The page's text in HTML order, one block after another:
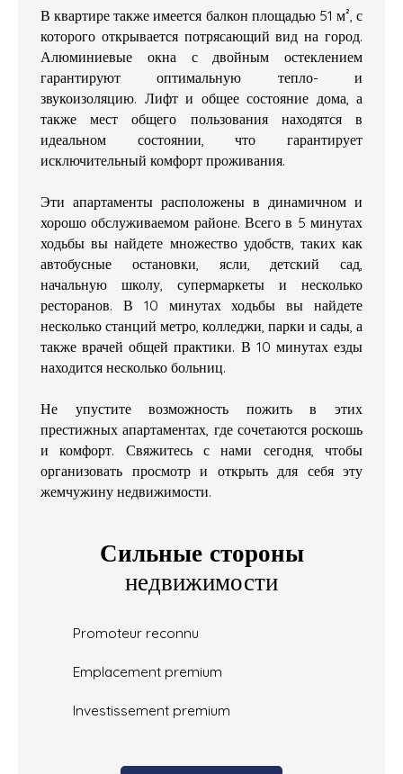
В квартире также имеется балкон площадью 51 м², с
которого открывается потрясающий вид на город.
Алюминиевые окна с двойным остеклением
гарантируют оптимальную тепло- и
звукоизоляцию. Лифт и общее состояние дома, а
также мест общего пользования находятся в
идеальном состоянии, что гарантирует
исключительный комфорт проживания.
Эти апартаменты расположены в динамичном и
хорошо обслуживаемом районе. Всего в 5 минутах
ходьбы вы найдете множество удобств, таких как
автобусные остановки, ясли, детский сад,
начальную школу, супермаркеты и несколько
ресторанов. В 10 минутах ходьбы вы найдете
несколько станций метро, колледжи, парки и сады, а
также врачей общей практики. В 10 минутах езды
находится несколько больниц.
Не упустите возможность пожить в этих
престижных апартаментах, где сочетаются роскошь
и комфорт. Свяжитесь с нами сегодня, чтобы
организовать просмотр и открыть для себя эту
жемчужину недвижимости.
Сильные стороны
недвижимости
Promoteur reconnu
Emplacement premium
Investissement premium